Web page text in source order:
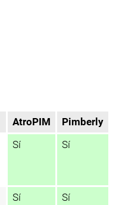
AtroPIM
Pimberly
Sí Sí
Sí Sí